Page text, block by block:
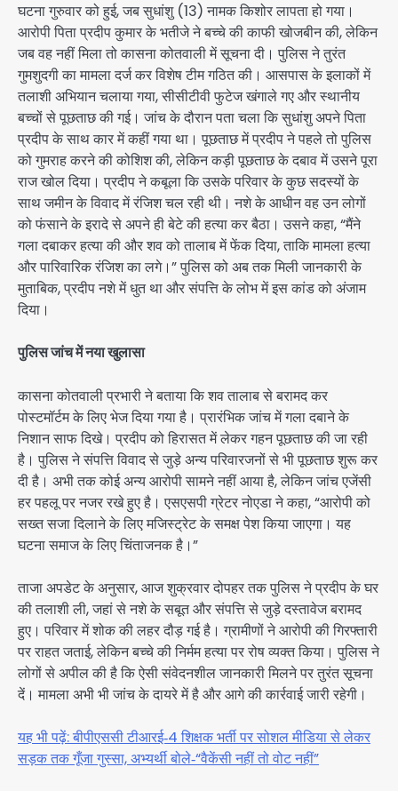
घटना गुरुवार को हुई, जब सुधांशु (13) नामक किशोर लापता हो गया।
आरोपी पिता प्रदीप कुमार के भतीजे ने बच्चे की काफी खोजबीन की, लेकिन
जब वह नहीं मिला तो कासना कोतवाली में सूचना दी। पुलिस ने तुरंत
गुमशुदगी का मामला दर्ज कर विशेष टीम गठित की। आसपास के इलाकों में
तलाशी अभियान चलाया गया, सीसीटीवी फुटेज खंगाले गए और स्थानीय
बच्चों से पूछताछ की गई। जांच के दौरान पता चला कि सुधांशु अपने पिता
प्रदीप के साथ कार में कहीं गया था। पूछताछ में प्रदीप ने पहले तो पुलिस
को गुमराह करने की कोशिश की, लेकिन कड़ी पूछताछ के दबाव में उसने पूरा
राज खोल दिया। प्रदीप ने कबूला कि उसके परिवार के कुछ सदस्यों के
साथ जमीन के विवाद में रंजिश चल रही थी। नशे के आधीन वह उन लोगों
को फंसाने के इरादे से अपने ही बेटे की हत्या कर बैठा। उसने कहा, “मैंने
गला दबाकर हत्या की और शव को तालाब में फेंक दिया, ताकि मामला हत्या
और पारिवारिक रंजिश का लगे।” पुलिस को अब तक मिली जानकारी के
मुताबिक, प्रदीप नशे में धुत था और संपत्ति के लोभ में इस कांड को अंजाम
दिया।
पुलिस जांच में नया खुलासा
कासना कोतवाली प्रभारी ने बताया कि शव तालाब से बरामद कर
पोस्टमॉर्टम के लिए भेज दिया गया है। प्रारंभिक जांच में गला दबाने के
निशान साफ दिखे। प्रदीप को हिरासत में लेकर गहन पूछताछ की जा रही
है। पुलिस ने संपत्ति विवाद से जुड़े अन्य परिवारजनों से भी पूछताछ शुरू कर
दी है। अभी तक कोई अन्य आरोपी सामने नहीं आया है, लेकिन जांच एजेंसी
हर पहलू पर नजर रखे हुए है। एसएसपी ग्रेटर नोएडा ने कहा, “आरोपी को
सख्त सजा दिलाने के लिए मजिस्ट्रेट के समक्ष पेश किया जाएगा। यह
घटना समाज के लिए चिंताजनक है।”
ताजा अपडेट के अनुसार, आज शुक्रवार दोपहर तक पुलिस ने प्रदीप के घर
की तलाशी ली, जहां से नशे के सबूत और संपत्ति से जुड़े दस्तावेज बरामद
हुए। परिवार में शोक की लहर दौड़ गई है। ग्रामीणों ने आरोपी की गिरफ्तारी
पर राहत जताई, लेकिन बच्चे की निर्मम हत्या पर रोष व्यक्त किया। पुलिस ने
लोगों से अपील की है कि ऐसी संवेदनशील जानकारी मिलने पर तुरंत सूचना
दें। मामला अभी भी जांच के दायरे में है और आगे की कार्रवाई जारी रहेगी।
यह भी पढ़ें: बीपीएससी टीआरई‑4 शिक्षक भर्ती पर सोशल मीडिया से लेकर
सड़क तक गूँजा गुस्सा, अभ्यर्थी बोले‑“वैकेंसी नहीं तो वोट नहीं”